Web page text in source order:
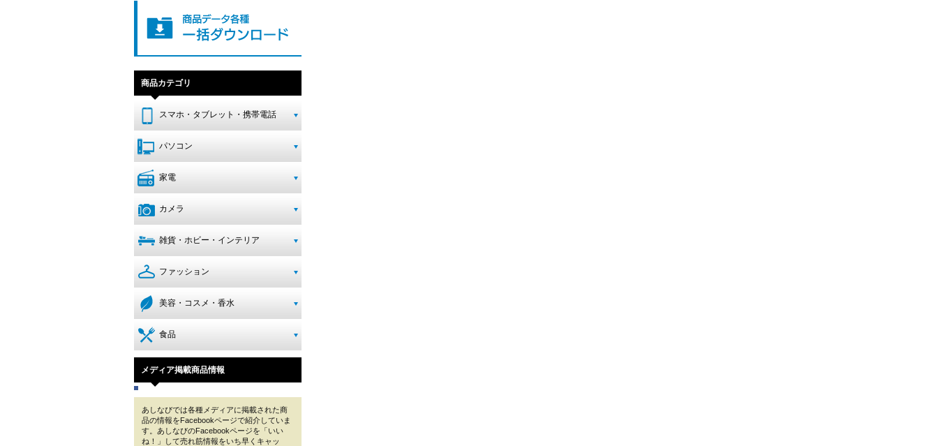
商品カテゴリ
スマホ・タブレット・携帯電話
パソコン
家電
カメラ
雑貨・ホビー・インテリア
ファッション
美容・コスメ・香水
食品
メディア掲載商品情報
あしなびでは各種メディアに掲載された商
品の情報をFacebookページで紹介していま
す。あしなびのFacebookページを「いい
ね！」して売れ筋情報をいち早くキャッ